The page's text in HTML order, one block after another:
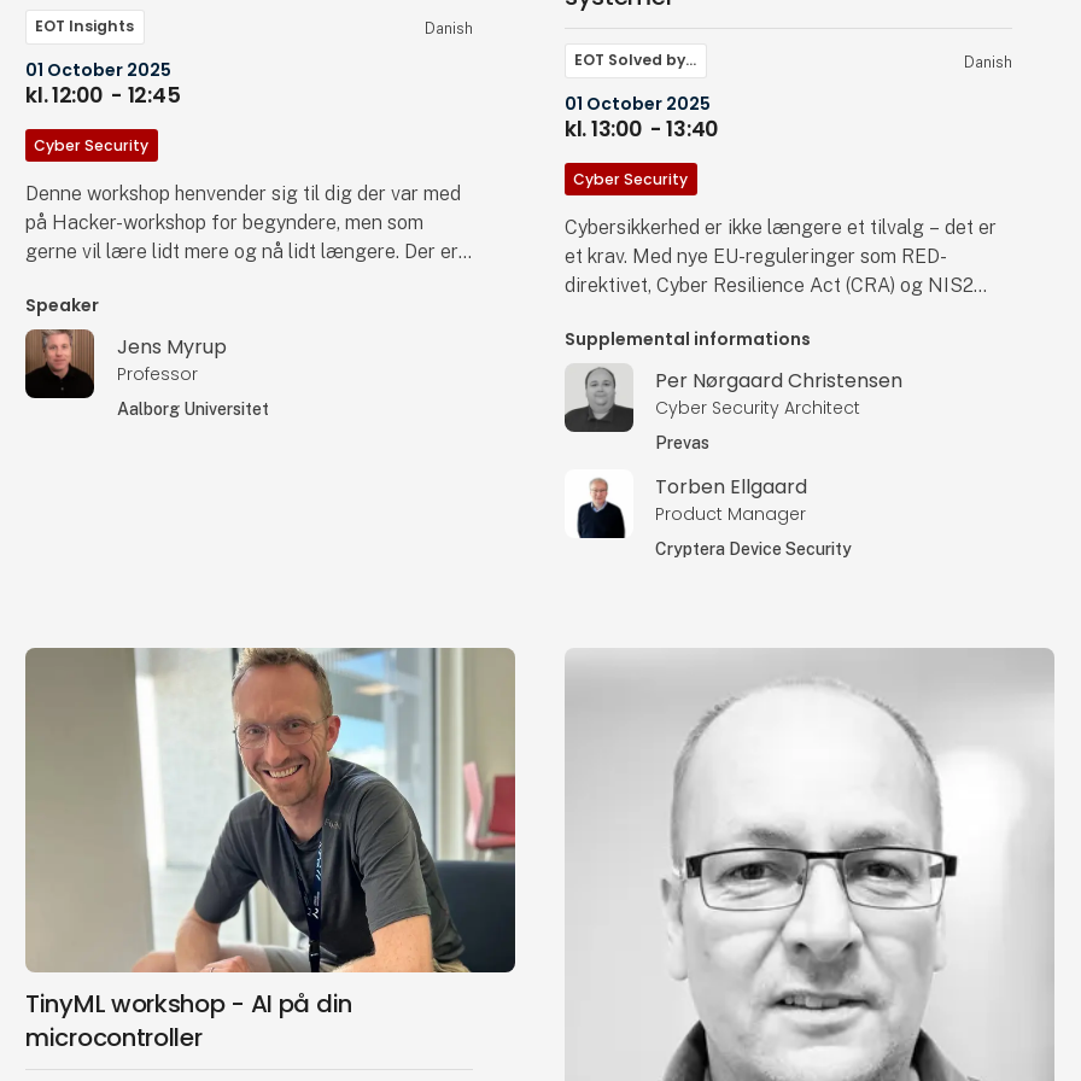
EOT Insights Danish
01 October 2025
kl. 12:00 - 12:45
Cyber Security
Denne workshop henvender sig til dig der var med
på Hacker-workshop for begyndere, men som
gerne vil lære lidt mere og nå lidt længere. Der er
kyndig hjælp og vejledning undervejs, og vi
kommer også til sammen at gennemgå nogle af de
vigtigste værktøjer til at finde sårbare enheder på
ens netværk, så man har mulighed for at lukke
Speaker
Jens Myrup
Professor
Aalborg Universitet
EOT Solved by… Danish
01 October 2025
kl. 13:00 - 13:40
Cyber Security
Cybersikkerhed er ikke længere et tilvalg – det er
et krav. Med nye EU-reguleringer som RED-
direktivet, Cyber Resilience Act (CRA) og NIS2
embeddede systemer. På denne fælles
præsentation dykker Prevas og Cryptera ned i,
hvordan virksomheder kan og bør reagere: Prevas
vil vise, hvordan grundlæggende
nøglekompetence i sikring af fremtidens
produkter. Cryptera sætter fokus på, hvordan man
etablerer et sikkert fundament gennem Secure
hvordan I kan fremtidssikre jeres produkter og
processer i en ny virkelighed med regulatorisk pres
og stigende cybertrusler.
Supplemental informations
Per Nørgaard Christensen
Cyber Security Architect
Prevas
Torben Ellgaard
Product Manager
Cryptera Device Security
TinyML workshop - AI på din
microcontroller